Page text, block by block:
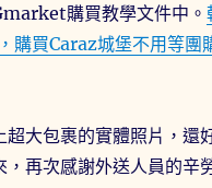
購買教學文件中。
購買Caraz城堡不用等團
超大包裹的實體照片，還
，再次感謝外送人員的辛